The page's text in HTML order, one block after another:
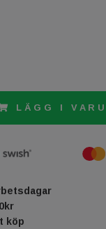
LÄGG I
köp